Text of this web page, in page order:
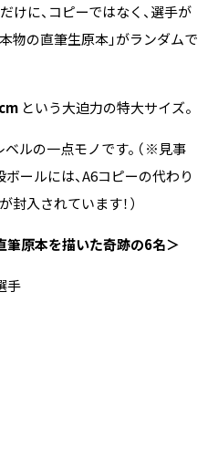
だけに、コピーではなく、選手が
物の直筆生原本」がランダムで
という大迫力の特大サイズ。
ルの一点モノです。 （※見事
ボールには、A6コピーの代わり
入されています！）
筆原本を描いた奇跡の6名＞
手